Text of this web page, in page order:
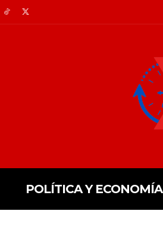
POLÍTICA Y ECONOMÍA